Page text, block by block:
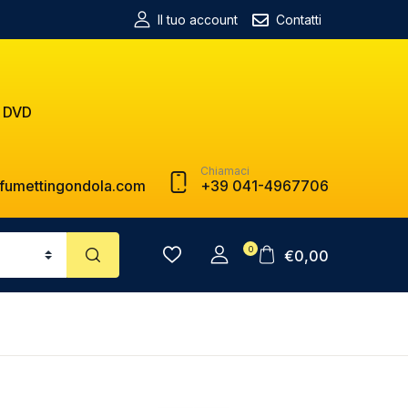
Il tuo account Contatti
Chiamaci
+39 041-4967706
0 €0,00